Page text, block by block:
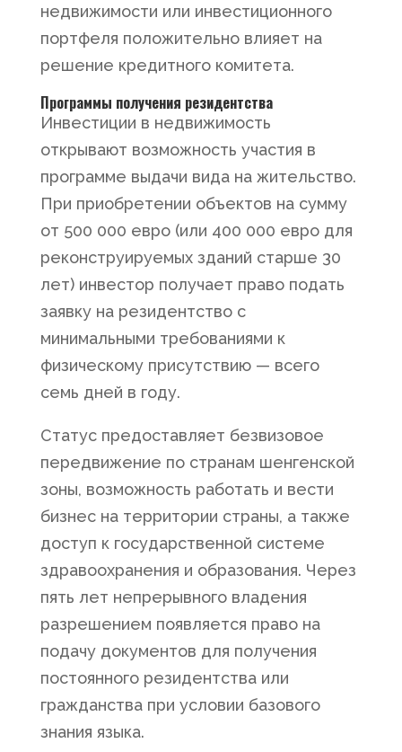
недвижимости или инвестиционного
портфеля положительно влияет на
решение кредитного комитета.
Программы получения резидентства
Инвестиции в недвижимость
открывают возможность участия в
программе выдачи вида на жительство.
При приобретении объектов на сумму
от 500 000 евро (или 400 000 евро для
реконструируемых зданий старше 30
лет) инвестор получает право подать
заявку на резидентство с
минимальными требованиями к
физическому присутствию — всего
семь дней в году.
Статус предоставляет безвизовое
передвижение по странам шенгенской
зоны, возможность работать и вести
бизнес на территории страны, а также
доступ к государственной системе
здравоохранения и образования. Через
пять лет непрерывного владения
разрешением появляется право на
подачу документов для получения
постоянного резидентства или
гражданства при условии базового
знания языка.